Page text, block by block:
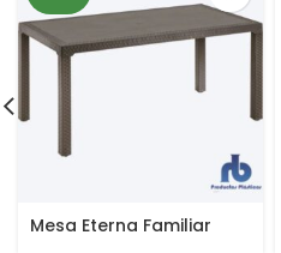
Mesa Eterna Familiar